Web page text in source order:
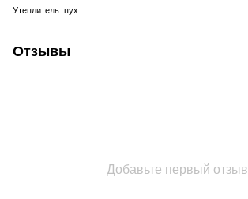
Утеплитель: пух.
Отзывы
Добавьте первый отзыв